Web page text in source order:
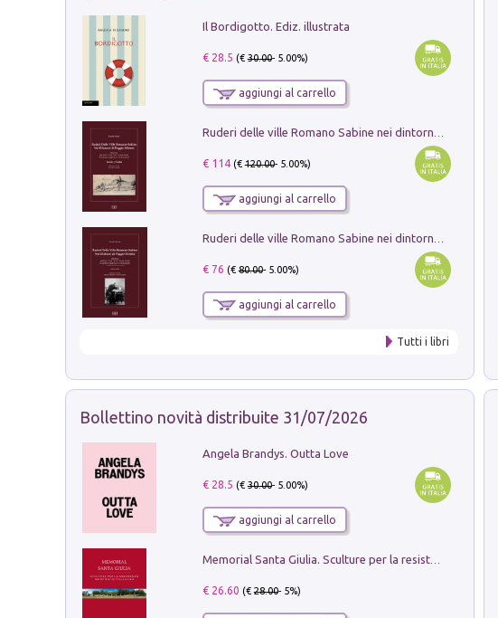
Il Bordigotto. Ediz. illustrata
€ 28.5 (€30.00- 5.00%)
aggiungi al carrello
€ 114(€120.00- 5.00%)
aggiungi al carrello
€ 76 (€80.00- 5.00%)
aggiungi al carrello
Tutti i libri
Bollettino novità distribuite 31/07/2026
Angela Brandys. Outta Love
€ 28.5 (€30.00- 5.00%)
aggiungi al carrello
Memorial Santa Giulia. Sculture per la resistenza Monchio di Palagano
€ 26.60 (€28.00- 5%)